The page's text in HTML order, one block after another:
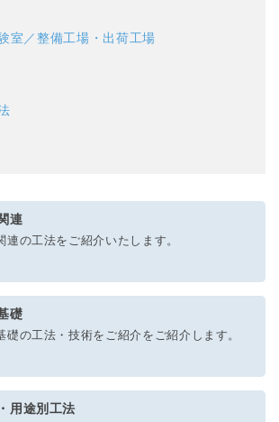
室／整備工場・出荷工場
連
連の工法をご紹介いたします。
礎
礎の工法・技術をご紹介をご紹介します。
用途別工法